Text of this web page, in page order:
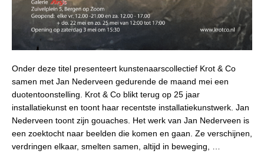
Onder deze titel presenteert kunstenaarscollectief Krot & Co
samen met Jan Nederveen gedurende de maand mei een
duotentoonstelling. Krot & Co blikt terug op 25 jaar
installatiekunst en toont haar recentste installatiekunstwerk. Jan
Nederveen toont zijn gouaches. Het werk van Jan Nederveen is
een zoektocht naar beelden die komen en gaan. Ze verschijnen,
verdringen elkaar, smelten samen, altijd in beweging, …